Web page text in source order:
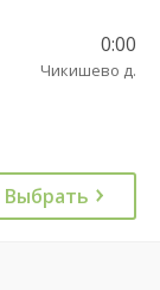
0:00
Чикишево д.
Выбрать